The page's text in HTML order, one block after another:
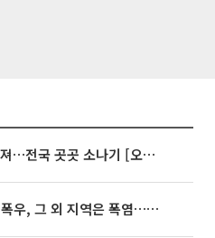
35도 안팎 무더위 이어져…전국 곳곳 소나기 [오늘 날씨]
동해안은 시간당 80㎜ 폭우, 그 외 지역은 폭염…‘극과 극 날씨’